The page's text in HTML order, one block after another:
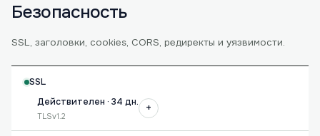
Безопасность
SSL, заголовки, cookies, CORS, редиректы и уязвимости.
SSL
Действителен · 34 дн.
TLSv1.2
+